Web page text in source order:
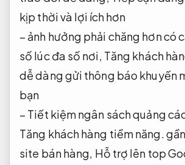
kịp thời và lợi ích hơn
– ảnh hưởng phải chăng hơn có
số lúc đa số nơi, Tăng khách
dễ dàng gửi thông báo khuyến
bạn
– Tiết kiệm ngân sách quảng
Tăng khách hàng tiềm năng.
site bán hàng, Hỗ trợ lên top